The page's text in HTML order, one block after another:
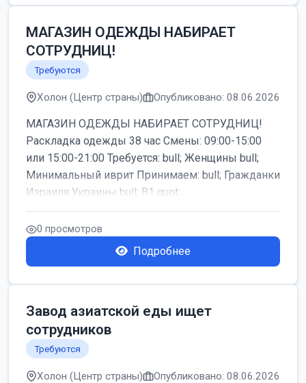
МАГАЗИН ОДЕЖДЫ НАБИРАЕТ
СОТРУДНИЦ!
Требуются
Холон (Центр страны) Опубликовано: 08.06.2026
МАГАЗИН ОДЕЖДЫ НАБИРАЕТ СОТРУДНИЦ!
Раскладка одежды 38 час Смены: 09:00-15:00
или 15:00-21:00 Требуется: bull; Женщины bull;
Минимальный иврит Принимаем: bull; Гражданки
Израиля Украины bull; B1 quot;...
0 просмотров
Подробнее
Завод азиатской еды ищет
сотрудников
Требуются
Холон (Центр страны) Опубликовано: 08.06.2026